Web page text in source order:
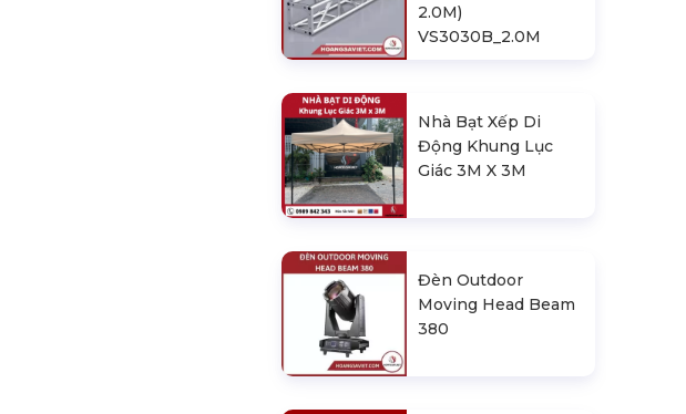
2.0M)
VS3030B_2.0M
Nhà Bạt Xếp Di
Động Khung Lục
Giác 3M X 3M
Đèn Outdoor
Moving Head Beam
380